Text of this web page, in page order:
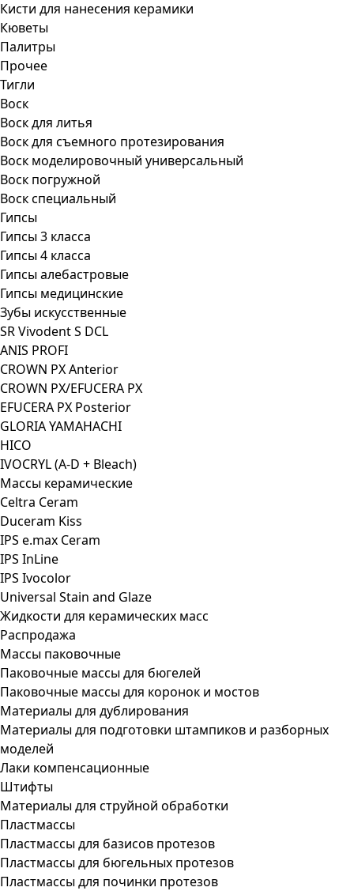
Кисти для нанесения керамики
Кюветы
Палитры
Прочее
Тигли
Воск
Воск для литья
Воск для съемного протезирования
Воск моделировочный универсальный
Воск погружной
Воск специальный
Гипсы
Гипсы 3 класса
Гипсы 4 класса
Гипсы алебастровые
Гипсы медицинские
Зубы искусственные
SR Vivodent S DCL
ANIS PROFI
CROWN PX Anterior
CROWN PX/EFUCERA PX
EFUCERA PX Posterior
GLORIA YAMAHACHI
HICO
IVOCRYL (A-D + Bleach)
Массы керамические
Celtra Ceram
Duceram Kiss
IPS e.max Ceram
IPS InLine
IPS Ivocolor
Universal Stain and Glaze
Жидкости для керамических масс
Распродажа
Массы паковочные
Паковочные массы для бюгелей
Паковочные массы для коронок и мостов
Материалы для дублирования
Материалы для подготовки штампиков и разборных
моделей
Лаки компенсационные
Штифты
Материалы для струйной обработки
Пластмассы
Пластмассы для базисов протезов
Пластмассы для бюгельных протезов
Пластмассы для починки протезов